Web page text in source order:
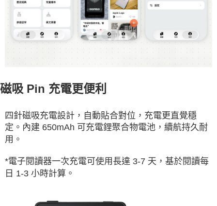
磁吸 Pin 充電更便利
四針磁吸充電設計，自動貼合對位，充電更直覺穩
定。內建 650mAh 可充電鋰聚合物電池，續航持久耐
用。
*電子閱讀器一次充電可使用長達 3-7 天， 基於閱讀每
日 1-3 小時計算。